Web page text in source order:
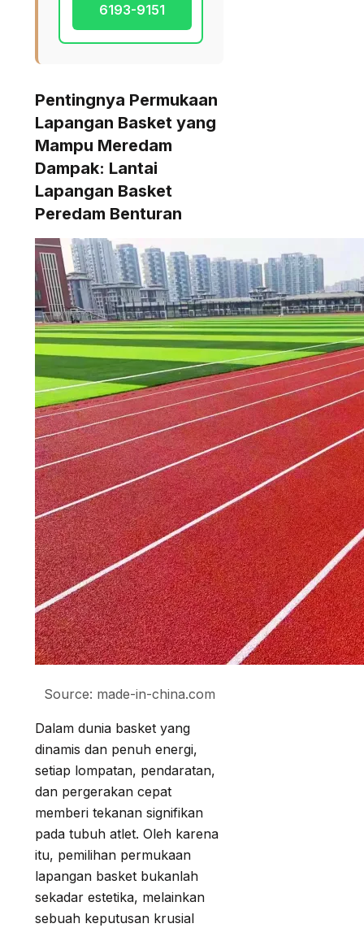
6193-9151
Pentingnya Permukaan
Lapangan Basket yang
Mampu Meredam
Dampak: Lantai
Lapangan Basket
Peredam Benturan
Source: made-in-china.com
Dalam dunia basket yang
dinamis dan penuh energi,
setiap lompatan, pendaratan,
dan pergerakan cepat
memberi tekanan signifikan
pada tubuh atlet. Oleh karena
itu, pemilihan permukaan
lapangan basket bukanlah
sekadar estetika, melainkan
sebuah keputusan krusial